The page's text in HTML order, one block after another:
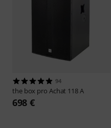
94
the box pro Achat 118 A
698 €